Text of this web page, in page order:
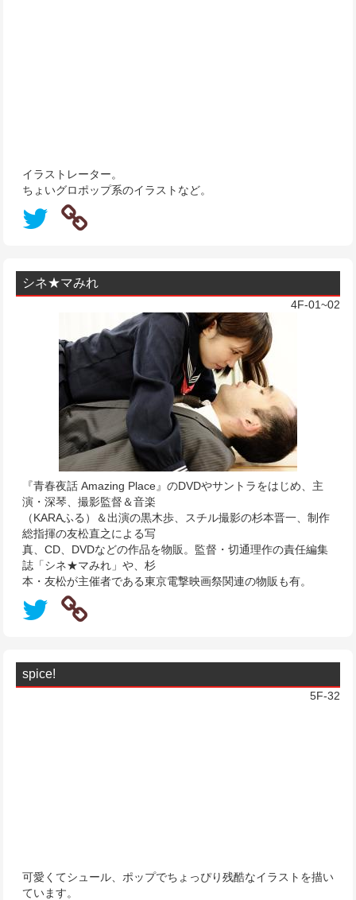
イラストレーター。
ちょいグロポップ系のイラストなど。
シネ★マみれ
4F-01~02
『青春夜話 Amazing Place』のDVDやサントラをはじめ、主
演・深琴、撮影監督＆音楽
（KARAふる）＆出演の黒木歩、スチル撮影の杉本晋一、制作
総指揮の友松直之による写
真、CD、DVDなどの作品を物販。監督・切通理作の責任編集
誌「シネ★マみれ」や、杉
本・友松が主催者である東京電撃映画祭関連の物販も有。
spice!
5F-32
可愛くてシュール、ポップでちょっぴり残酷なイラストを描い
ています。